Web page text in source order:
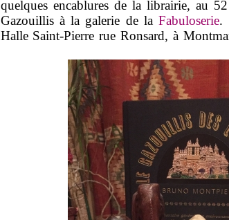
quelques encablures de la librairie, au
Gazouillis à la galerie de laFabuloserie.
Halle Saint-Pierre rue Ronsard, à